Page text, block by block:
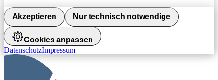
Akzeptieren Nur technisch notwendige
Cookies anpassen
DatenschutzImpressum